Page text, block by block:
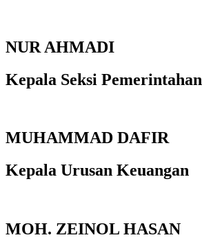
NUR AHMADI
Kepala Seksi Pemerintahan
MUHAMMAD DAFIR
Kepala Urusan Keuangan
MOH. ZEINOL HASAN